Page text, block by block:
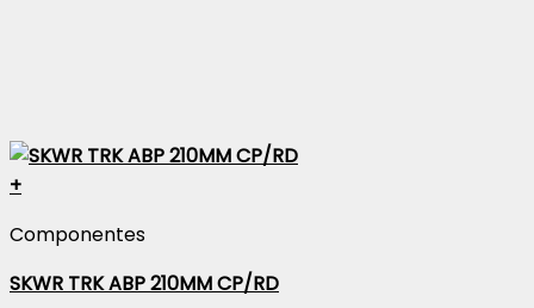
+
Componentes
SKWR TRK ABP 210MM CP/RD